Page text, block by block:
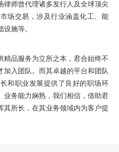
律师曾代理诸多发行人及全球顶尖
场交易，涉及行业涵盖化工、能
施等。
精品服务为立所之本，君合始终不
加入团队。而其卓越的平台和团队
和职业发展提供了良好的职场环
业务能力娴熟，我们相信，借助君
其所长，在其业务领域内为客户提